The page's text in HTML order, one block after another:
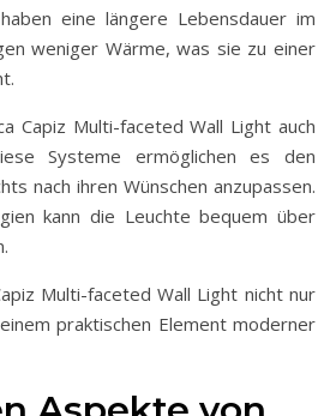
eine längere Lebensdauer im
weniger Wärme, was sie zu einer
Capiz Multi-faceted Wall Light auch
Systeme ermöglichen es den
nach ihren Wünschen anzupassen.
kann die Leuchte bequem über
Multi-faceted Wall Light nicht nur
praktischen Element moderner